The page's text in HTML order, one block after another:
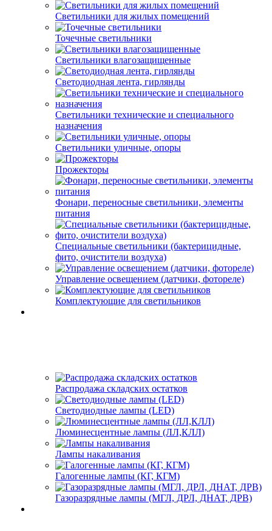
Светильники для жилых помещений
Точечные светильники
Светильники влагозащищенные
Светодиодная лента, гирлянды
Светильники технические и специального
назначения
Светильники уличные, опоры
Прожекторы
Фонари, переносные светильники, элементы
питания
Специальные светильники (бактерицидные,
фито, очистители воздуха)
Управление освещением (датчики, фотореле)
Комплектующие для светильников
Распродажа складских остатков
Светодиодные лампы (LED)
Люминесцентные лампы (ЛЛ,КЛЛ)
Лампы накаливания
Галогенные лампы (КГ, КГМ)
Газоразрядные лампы (МГЛ, ДРЛ, ДНАТ, ДРВ)